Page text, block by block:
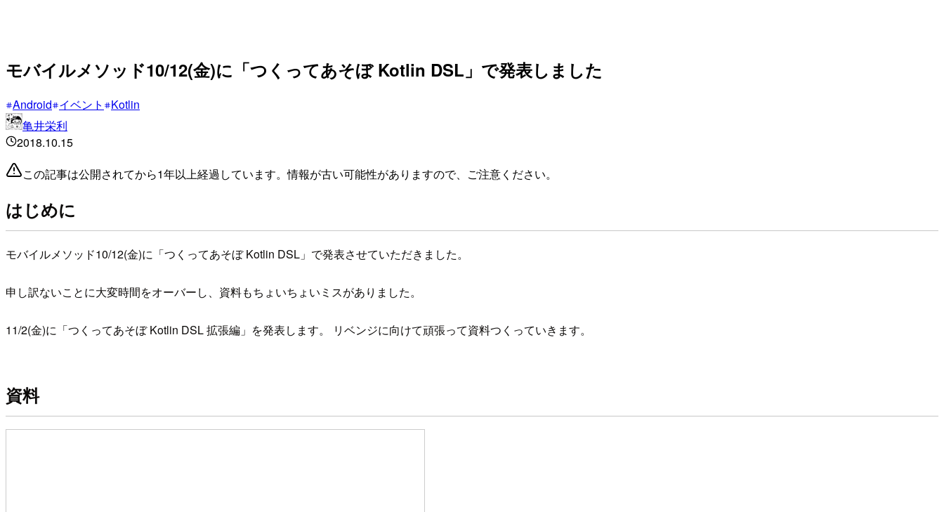
モバイルメソッド10/12(金)に「つくってあそぼ Kotlin DSL」で発表しました
Android イベント
Kotlin
亀井栄利
2018.10.15
この記事は公開されてから1年以上経過しています。情報が古い可能性がありますので、ご注意ください。
はじめに
モバイルメソッド10/12(金)に「つくってあそぼ Kotlin DSL」で発表させていただきました。
申し訳ないことに大変時間をオーバーし、資料もちょいちょいミスがありました。
11/2(金)に「つくってあそぼ Kotlin DSL 拡張編」を発表します。 リベンジに向けて頑張って資料つくっていきます。
資料